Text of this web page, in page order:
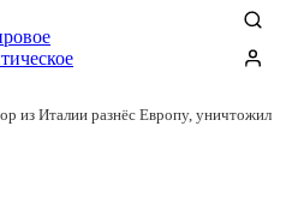
из Италии разнёс Европу, уничтожил